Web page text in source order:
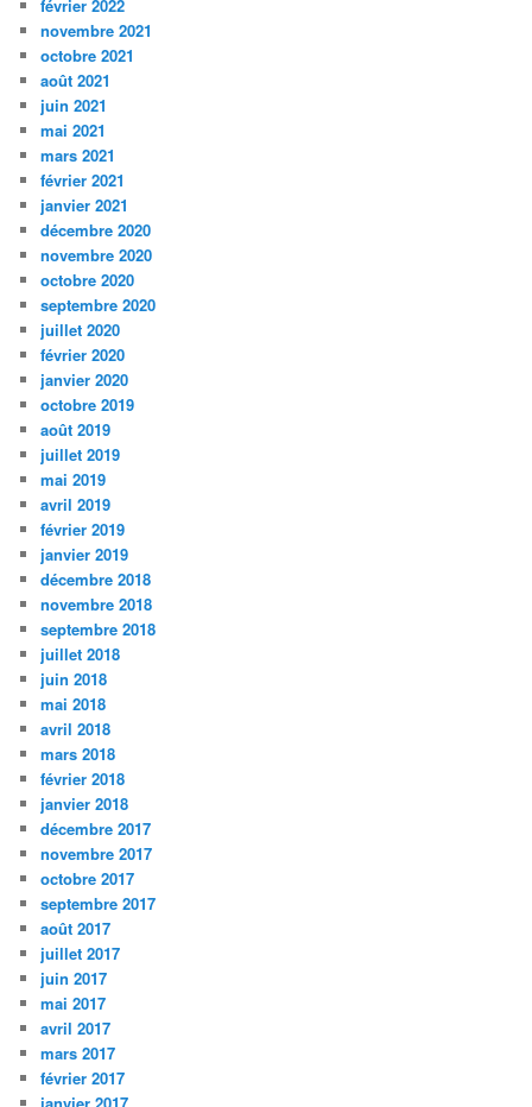
février 2022
novembre 2021
octobre 2021
août 2021
juin 2021
mai 2021
mars 2021
février 2021
janvier 2021
décembre 2020
novembre 2020
octobre 2020
septembre 2020
juillet 2020
février 2020
janvier 2020
octobre 2019
août 2019
juillet 2019
mai 2019
avril 2019
février 2019
janvier 2019
décembre 2018
novembre 2018
septembre 2018
juillet 2018
juin 2018
mai 2018
avril 2018
mars 2018
février 2018
janvier 2018
décembre 2017
novembre 2017
octobre 2017
septembre 2017
août 2017
juillet 2017
juin 2017
mai 2017
avril 2017
mars 2017
février 2017